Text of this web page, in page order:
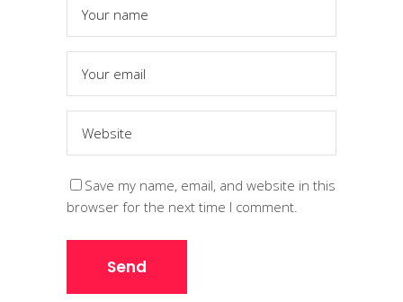
Save my name, email, and website in this
browser for the next time I comment.